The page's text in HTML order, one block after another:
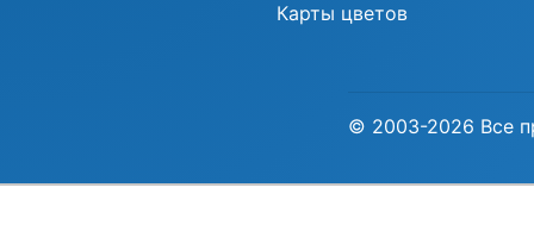
Карты цветов
© 2003-2026 Все